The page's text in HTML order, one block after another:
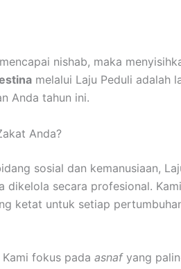
nishab, maka
melalui Laju Peduli adalah
Anda tahun ini.
Anda?
sosial dan kemanusiaan,
dikelola secara profesional. Kami
ketat untuk setiap
Kami fokus pada asnafyang